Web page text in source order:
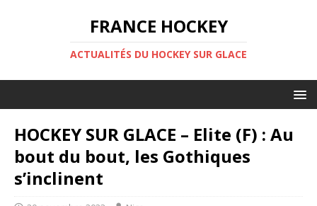
FRANCE HOCKEY
ACTUALITÉS DU HOCKEY SUR GLACE
HOCKEY SUR GLACE – Elite (F) : Au
bout du bout, les Gothiques
s’inclinent